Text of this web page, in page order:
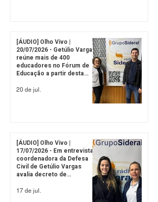
[ÁUDIO] Olho Vivo |
20/07/2026 - Getúlio Vargas
reúne mais de 400
educadores no Fórum de
Educação a partir desta
20 de jul.
[ÁUDIO] Olho Vivo |
17/07/2026 - Em entrevista,
coordenadora da Defesa
Civil de Getúlio Vargas
avalia decreto de
chuvas
17 de jul.